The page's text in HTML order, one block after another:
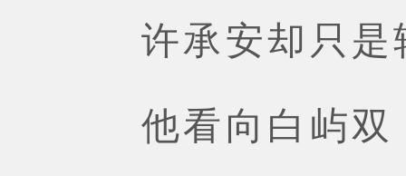
许承安却只是轻
他看向白屿双，